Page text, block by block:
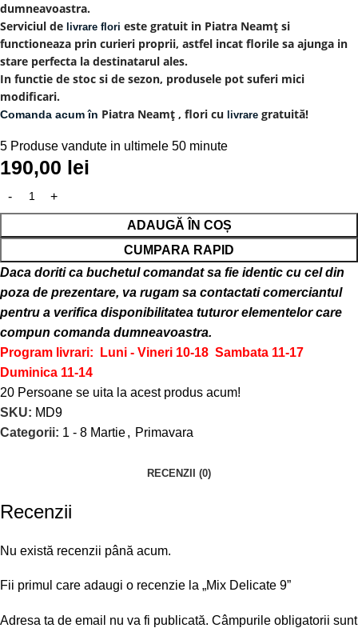
dumneavoastra.
Serviciul de livrare flori este gratuit in Piatra Neamț si
functioneaza prin curieri proprii, astfel incat florile sa ajunga in
stare perfecta la destinatarul ales.
In functie de stoc si de sezon, produsele pot suferi mici
modificari.
Comanda acum în Piatra Neamț , flori cu livrare gratuită!
5 Produse vandute in ultimele 50 minute
190,00 lei
ADAUGĂ ÎN COȘ
CUMPARA RAPID
Daca doriti ca buchetul comandat sa fie identic cu cel din
poza de prezentare, va rugam sa contactati comerciantul
pentru a verifica disponibilitatea tuturor elementelor care
compun comanda dumneavoastra.
Program livrari: Luni - Vineri 10-18 Sambata 11-17
Duminica 11-14
20 Persoane se uita la acest produs acum!
SKU: MD9
Categorii: 1 - 8 Martie, Primavara
RECENZII (0)
Recenzii
Nu există recenzii până acum.
Fii primul care adaugi o recenzie la „Mix Delicate 9”
Adresa ta de email nu va fi publicată. Câmpurile obligatorii sunt